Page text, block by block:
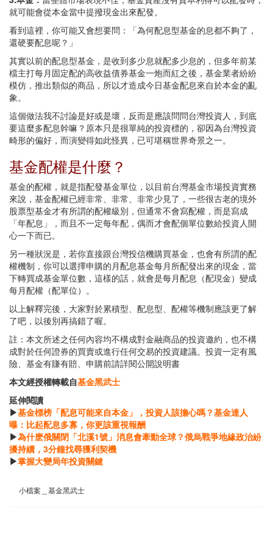
就可能會從本金當中提撥現金出來配發。
看到這裡，你可能又會想要問：「為何配息型基金的息都不夠了，
還硬要配息呢？」
其實以前的配息型基金，是收到多少息就配多少息的，但多年前某
檔主打每月固定配的高收益債券基金一炮而紅之後，基金業者紛紛
模仿，推出類似的商品，所以才造成今日基金配息來自於本金的亂
象。
這個做法我不討論是好或是壞，反而是應該問問台灣投資人，到底
要這麼多配息幹嘛？原本只是很單純的投資標的，卻因為台灣投資
畸形的偏好，而演變得如此怪異，已可堪稱世界奇景之一。
基金配權是什麼？
基金的配權，就是指配發基金單位，以目前台灣基金市場投資實務
來說，基金配權已經非常、非常、非常少見了，一些很古老的境外
股票型基金才有所謂的配權級別，但通常不會寫配權，而是寫成
「年配息」，而且不一定每年配，偶而才會配個單位數給投資人開
心一下而已。
另一種狀況是，若你直接跟台灣投信機購買基金，也會有所謂的配
權機制，你可以選擇申購的月配息基金每月所配發出來的現金，當
下轉買成基金單位數，這樣的話，就會是每月配息（配現金）變成
每月配權（配單位）。
以上解釋完後，大家對於累積型、配息型、配權等機制應該更了解
了吧，以後別再搞錯了喔。
註：本文所述之任何內容均不構成對金融商品的投資邀約，也不構
成對於任何證券的買賣或進行任何交易的投資建議。投資一定有風
險、基金有賺有賠、申購前請詳閱公開說明書
本文經授權轉載自基金黑武士
延伸閱讀
▶基金標榜「配息可能來自本金」，投資人該擔心嗎？基金達人
曝：比起配息多寡，你更該重視報酬
▶為什麽俄關閉「北溪1號」消息會牽動全球？俄烏戰爭地緣政治紛
擾持續，3分鐘找尋獲利契機
▶掌握大變局年投資關鍵
小檔案＿基金黑武士